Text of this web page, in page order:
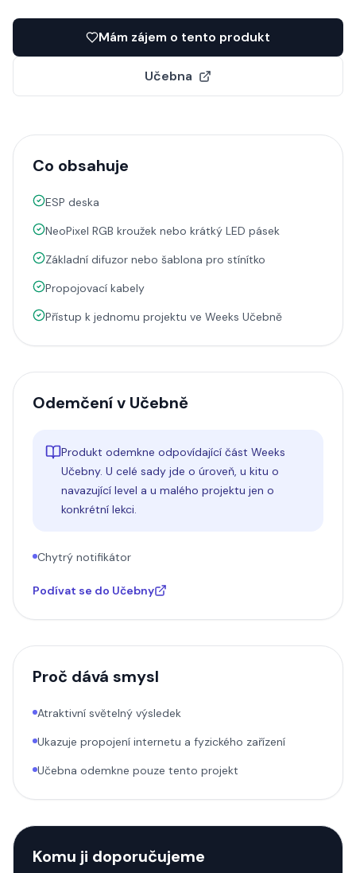
Mám zájem o tento produkt
Učebna
Co obsahuje
ESP deska
NeoPixel RGB kroužek nebo krátký LED pásek
Základní difuzor nebo šablona pro stínítko
Propojovací kabely
Přístup k jednomu projektu ve Weeks Učebně
Odemčení v Učebně
Produkt odemkne odpovídající část Weeks
Učebny. U celé sady jde o úroveň, u kitu o
navazující level a u malého projektu jen o
konkrétní lekci.
Chytrý notifikátor
Podívat se do Učebny
Proč dává smysl
Atraktivní světelný výsledek
Ukazuje propojení internetu a fyzického zařízení
Učebna odemkne pouze tento projekt
Komu ji doporučujeme